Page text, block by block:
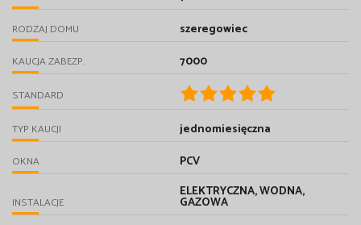
RODZAJ DOMU szeregowiec
KAUCJA ZABEZP. 7000
STANDARD
TYP KAUCJI jednomiesięczna
OKNA PCV
INSTALACJE
ELEKTRYCZNA, WODNA,
GAZOWA